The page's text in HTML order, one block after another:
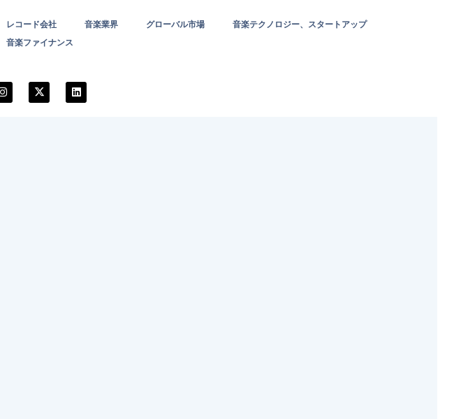
レコード会社 音楽業界 グローバル市場
音楽テクノロジー、スタートアップ
音楽ファイナンス